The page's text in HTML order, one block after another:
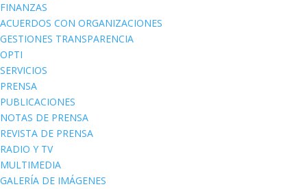
FINANZAS
ACUERDOS CON ORGANIZACIONES
GESTIONES TRANSPARENCIA
OPTI
SERVICIOS
PRENSA
PUBLICACIONES
NOTAS DE PRENSA
REVISTA DE PRENSA
RADIO Y TV
MULTIMEDIA
GALERÍA DE IMÁGENES